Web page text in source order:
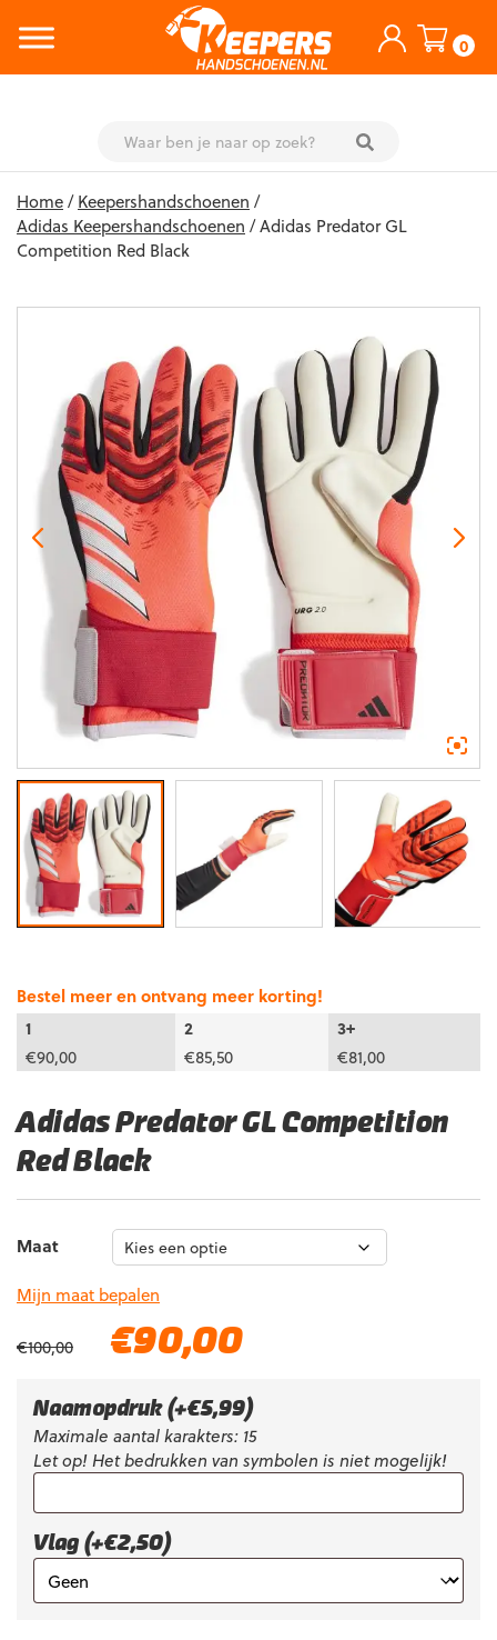
0
content
Home/Keepershandschoenen /
Adidas Keepershandschoenen / Adidas Predator GL
Competition Red Black
Adidas Predator GL Competition
Red Black
Bestel meer en ontvang meer korting!
1
2
3+
€90,00 €85,50 €81,00
Maat
Mijn maat bepalen
€100,00
Oorspronkelijke
€100,00.
€90,00Huidige
€90,00.
Naamopdruk (+€5,99)
Maximale aantal karakters: 15
Let op! Het bedrukken van symbolen is niet mogelijk!
Vlag (+€2,50)